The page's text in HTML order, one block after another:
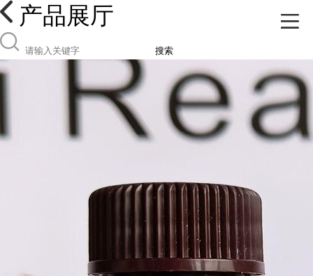
产品展厅
搜索